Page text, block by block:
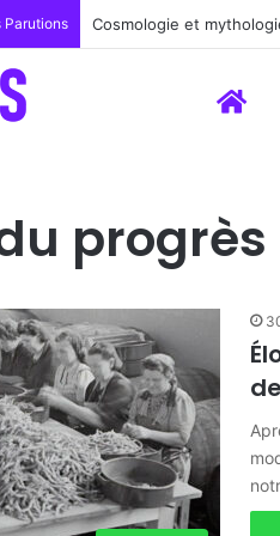
Parutions Cosmologie et
progrès